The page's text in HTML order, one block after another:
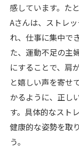
感しています。た
Aさんは、ストレ
れ、仕事に集中で
た、運動不足の主
にすることで、肩
と嬉しい声を寄せ
かるように、正し
す。具体的なスト
健康的な姿勢を取
う。